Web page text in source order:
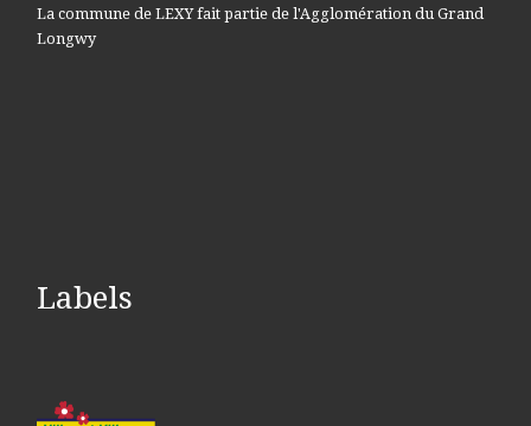
La commune de LEXY fait partie de l'Agglomération du Grand
Longwy
Labels